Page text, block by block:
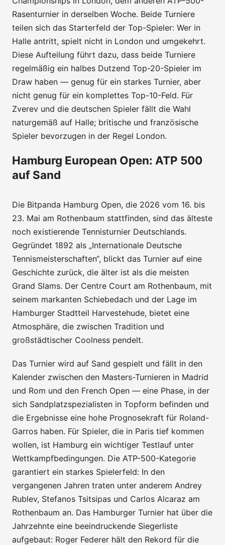
Rasenturnier in derselben Woche. Beide Turniere
teilen sich das Starterfeld der Top-Spieler: Wer in
Halle antritt, spielt nicht in London und umgekehrt.
Diese Aufteilung führt dazu, dass beide Turniere
regelmäßig ein halbes Dutzend Top-20-Spieler im
Draw haben — genug für ein starkes Turnier, aber
nicht genug für ein komplettes Top-10-Feld. Für
Zverev und die deutschen Spieler fällt die Wahl
naturgemäß auf Halle; britische und französische
Spieler bevorzugen in der Regel London.
Hamburg European Open: ATP 500
auf Sand
Die Bitpanda Hamburg Open, die 2026 vom 16. bis
23. Mai am Rothenbaum stattfinden, sind das älteste
noch existierende Tennisturnier Deutschlands.
Gegründet 1892 als „Internationale Deutsche
Tennismeisterschaften“, blickt das Turnier auf eine
Geschichte zurück, die älter ist als die meisten
Grand Slams. Der Centre Court am Rothenbaum, mit
seinem markanten Schiebedach und der Lage im
Hamburger Stadtteil Harvestehude, bietet eine
Atmosphäre, die zwischen Tradition und
großstädtischer Coolness pendelt.
Das Turnier wird auf Sand gespielt und fällt in den
Kalender zwischen den Masters-Turnieren in Madrid
und Rom und den French Open — eine Phase, in der
sich Sandplatzspezialisten in Topform befinden und
die Ergebnisse eine hohe Prognosekraft für Roland-
Garros haben. Für Spieler, die in Paris tief kommen
wollen, ist Hamburg ein wichtiger Testlauf unter
Wettkampfbedingungen. Die ATP-500-Kategorie
garantiert ein starkes Spielerfeld: In den
vergangenen Jahren traten unter anderem Andrey
Rublev, Stefanos Tsitsipas und Carlos Alcaraz am
Rothenbaum an. Das Hamburger Turnier hat über die
Jahrzehnte eine beeindruckende Siegerliste
aufgebaut: Roger Federer hält den Rekord für die